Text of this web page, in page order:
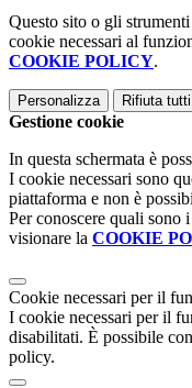
Questo sito o gli
cookie necessari al
COOKIE POLICY.
Personalizza Rifiuta tutti
Gestione cookie
In questa schermata è
I cookie necessari sono
piattaforma e non è
Per conoscere quali sono
visionare la COOKIE
Cookie necessari per il
I cookie necessari per il
disabilitati. È possibile
policy.